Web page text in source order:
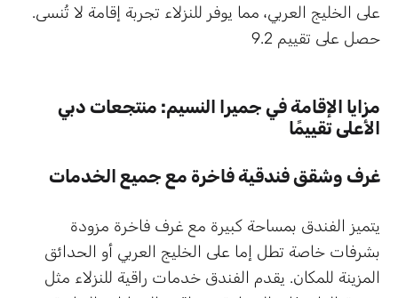
على الخليج العربي، مما يوفر للنزلاء تجربة إقامة لا تُنسى.
حصل على تقييم 9.2
مزايا الإقامة في جميرا النسيم: منتجعات دبي
الأعلى تقييمًا
غرف وشقق فندقية فاخرة مع جميع الخدمات
يتميز الفندق بمساحة كبيرة مع غرف فاخرة مزودة
بشرفات خاصة تطل إما على الخليج العربي أو الحدائق
المزينة للمكان. يقدم الفندق خدمات راقية للنزلاء مثل